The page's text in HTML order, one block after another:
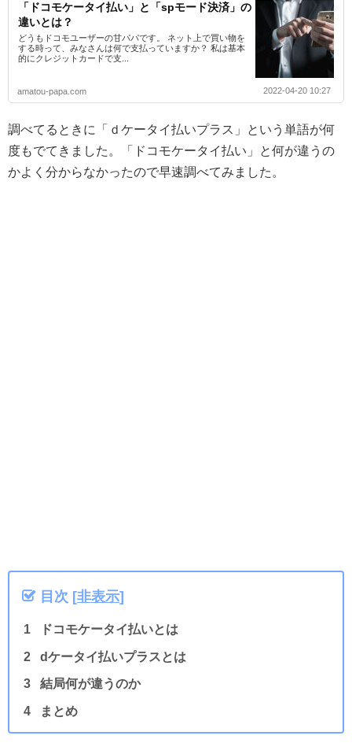
「ドコモケータイ払い」と「spモード決済」の
違いとは？
どうもドコモユーザーの甘パパです。 ネット上で買い物を
する時って、みなさんは何で支払っていますか？ 私は基本
的にクレジットカードで支...
amatou-papa.com 2022-04-20 10:27
調べてるときに「ｄケータイ払いプラス」という単語が何
度もでてきました。「ドコモケータイ払い」と何が違うの
かよく分からなかったので早速調べてみました。
目次 [非表示]
ドコモケータイ払いとは
dケータイ払いプラスとは
結局何が違うのか
まとめ